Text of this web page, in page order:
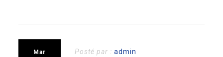
Mar Posté par :admin